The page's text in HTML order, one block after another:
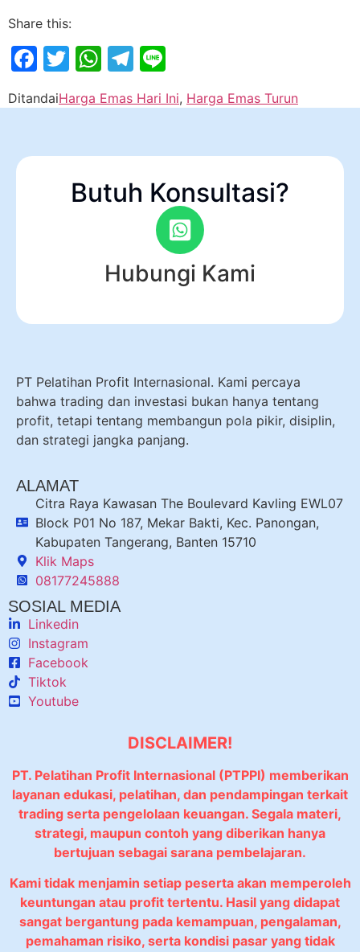
Share this:
Facebook
Twitter
WhatsApp
Telegram
DitandaiHarga Emas Hari Ini, Harga Emas Turun
Butuh Konsultasi?
Hubungi Kami
PT Pelatihan Profit Internasional. Kami percaya
bahwa trading dan investasi bukan hanya tentang
profit, tetapi tentang membangun pola pikir, disiplin,
dan strategi jangka panjang.
ALAMAT
Citra Raya Kawasan The Boulevard Kavling EWL07
Block P01 No 187, Mekar Bakti, Kec. Panongan,
Kabupaten Tangerang, Banten 15710
Klik Maps
08177245888
SOSIAL MEDIA
Linkedin
Instagram
Facebook
Tiktok
Youtube
DISCLAIMER!
PT. Pelatihan Profit Internasional (PTPPI) memberikan
layanan edukasi, pelatihan, dan pendampingan terkait
trading serta pengelolaan keuangan. Segala materi,
strategi, maupun contoh yang diberikan hanya
bertujuan sebagai sarana pembelajaran.
Kami tidak menjamin setiap peserta akan memperoleh
keuntungan atau profit tertentu. Hasil yang didapat
sangat bergantung pada kemampuan, pengalaman,
pemahaman risiko, serta kondisi pasar yang tidak